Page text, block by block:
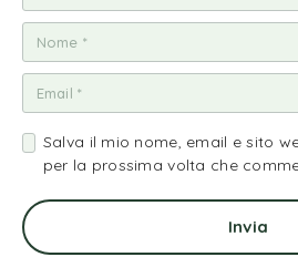
Salva il mio nome, email e sito
per la prossima volta che